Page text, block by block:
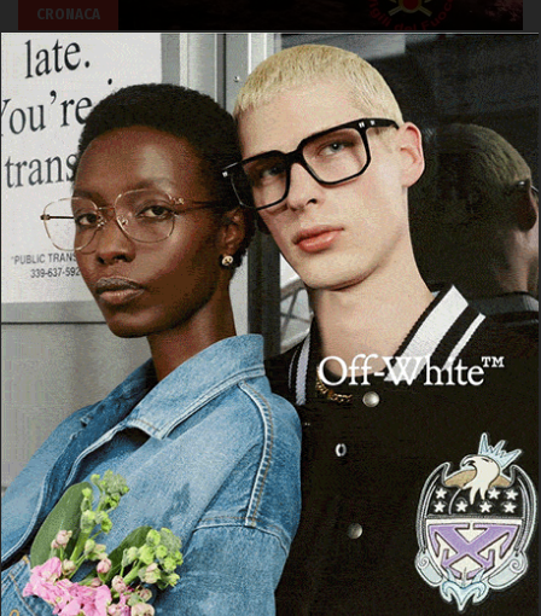
CRONACA
Benetutti, in fiamme un capannone alla
periferia del paese
19 Luglio 2026, 09:13
Cerca
Cerca
Facebook
Threads
Instagram
X YouTube